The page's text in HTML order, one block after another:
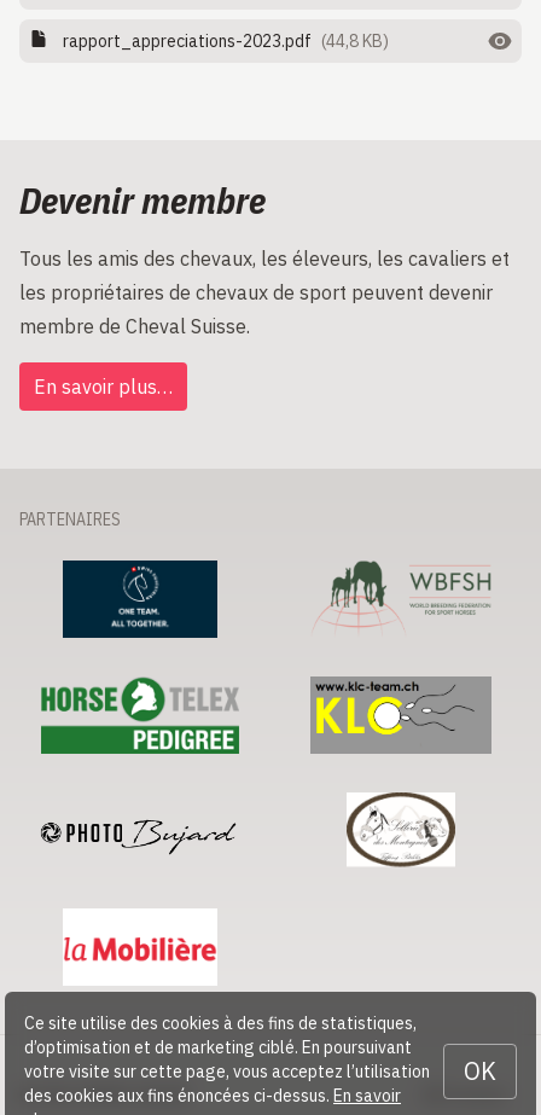
rapport_appreciations-2023.pdf (44,8 KB)
Devenir membre
Tous les amis des chevaux, les éleveurs, les cavaliers et
les propriétaires de chevaux de sport peuvent devenir
membre de Cheval Suisse.
En savoir plus…
Ce site utilise des cookies à des fins de statistiques,
d’optimisation et de marketing ciblé. En poursuivant
votre visite sur cette page, vous acceptez l’utilisation
des cookies aux fins énoncées ci-dessus. En savoir
OK
PARTENAIRES
© 2026 CHEVAL SUISSE Contact